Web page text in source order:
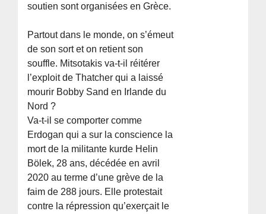
soutien sont organisées en Grèce.
Partout dans le monde, on s’émeut
de son sort et on retient son
souffle. Mitsotakis va-t-il réitérer
l’exploit de Thatcher qui a laissé
mourir Bobby Sand en Irlande du
Nord ?
Va-t-il se comporter comme
Erdogan qui a sur la conscience la
mort de la militante kurde Helin
Bölek, 28 ans, décédée en avril
2020 au terme d’une grève de la
faim de 288 jours. Elle protestait
contre la répression qu’exerçait le